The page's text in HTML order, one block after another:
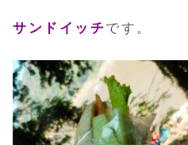
サンドイッチです。